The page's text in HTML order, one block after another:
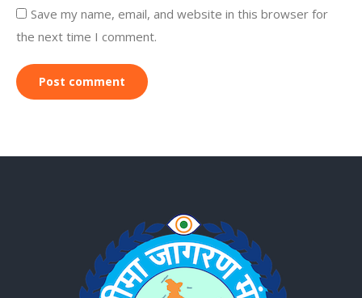
Save my name, email, and website in this browser for
the next time I comment.
Post comment